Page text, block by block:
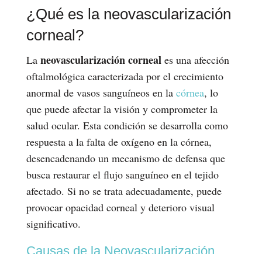
¿Qué es la neovascularización
corneal?
La neovascularización corneales una afección
oftalmológica caracterizada por el crecimiento
anormal de vasos sanguíneos en la córnea, lo
que puede afectar la visión y comprometer la
salud ocular. Esta condición se desarrolla como
respuesta a la falta de oxígeno en la córnea,
desencadenando un mecanismo de defensa que
busca restaurar el flujo sanguíneo en el tejido
afectado. Si no se trata adecuadamente, puede
provocar opacidad corneal y deterioro visual
significativo.
Causas de la Neovascularización